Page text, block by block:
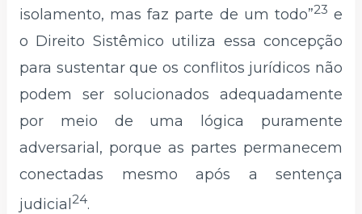
isolamento, mas faz parte de um todo”23 e
o Direito Sistêmico utiliza essa concepção
para sustentar que os conflitos jurídicos não
podem ser solucionados adequadamente
por meio de uma lógica puramente
adversarial, porque as partes permanecem
conectadas mesmo após a sentença
judicial 24.